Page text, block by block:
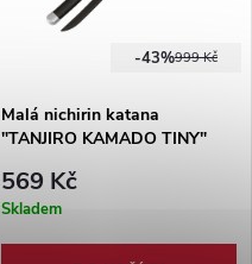
999 Kč
-43%
Malá nichirin katana
"TANJIRO KAMADO TINY"
569 Kč
Skladem